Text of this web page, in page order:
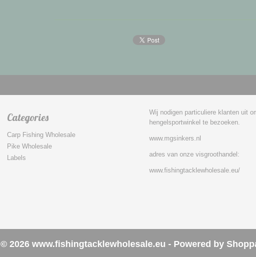
Categories
Carp Fishing Wholesale
Pike Wholesale
Labels
Wij nodigen particuliere klanten uit
hengelsportwinkel te bezoeken.
www.mgsinkers.nl
adres van onze visgroothandel:
www.fishingtacklewholesale.eu/
© 2026 www.fishingtacklewholesale.eu - Powered by